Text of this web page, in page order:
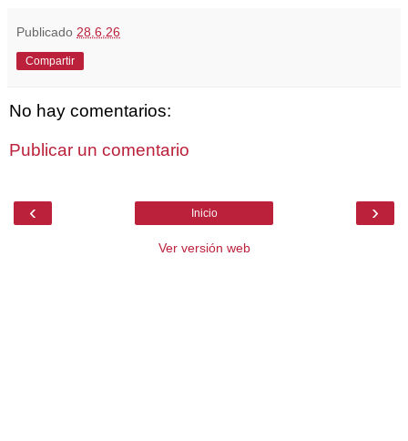
Publicado 28.6.26
Compartir
No hay comentarios:
Publicar un comentario
‹ ›
Inicio
Ver versión web